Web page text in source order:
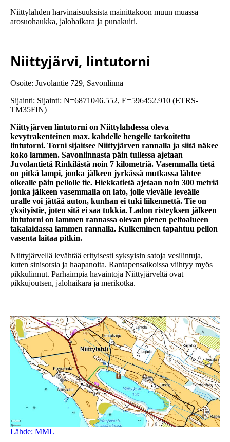
Niittylahden harvinaisuuksista mainittakoon muun muassa
arosuohaukka, jalohaikara ja punakuiri.
Niittyjärvi, lintutorni
Osoite: Juvolantie 729, Savonlinna
Sijainti: Sijainti: N=6871046.552, E=596452.910 (ETRS-
TM35FIN)
Niittyjärven lintutorni on Niittylahdessa oleva
kevytrakenteinen max. kahdelle hengelle tarkoitettu
lintutorni. Torni sijaitsee Niittyjärven rannalla ja siitä näkee
koko lammen. Savonlinnasta päin tullessa ajetaan
Juvolantietä Rinkilästä noin 7 kilometriä. Vasemmalla tietä
on pitkä lampi, jonka jälkeen jyrkässä mutkassa lähtee
oikealle päin pellolle tie. Hiekkatietä ajetaan noin 300 metriä
jonka jälkeen vasemmalla on lato, jolle vievälle leveälle
uralle voi jättää auton, kunhan ei tuki liikennettä. Tie on
yksityistie, joten sitä ei saa tukkia. Ladon risteyksen jälkeen
lintutorni on lammen rannassa olevan pienen peltoalueen
takalaidassa lammen rannalla. Kulkeminen tapahtuu pellon
vasenta laitaa pitkin.
Niittyjärvellä levähtää erityisesti syksyisin satoja vesilintuja,
kuten sinisorsia ja haapanoita. Rantapensaikoissa viihtyy myös
pikkulinnut. Parhaimpia havaintoja Niittyjärveltä ovat
pikkujoutsen, jalohaikara ja merikotka.
Lähde: MML